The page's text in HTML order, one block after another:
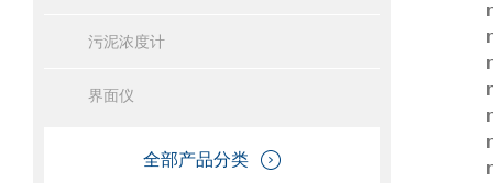
污泥浓度计
界面仪
全部产品分类